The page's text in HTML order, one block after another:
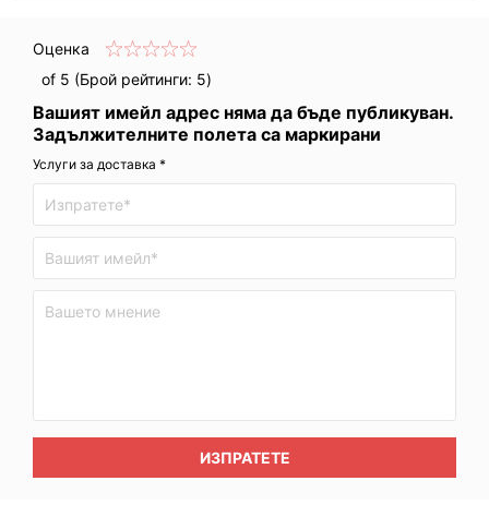
Оценка
of 5 (Брой рейтинги: 5)
Вашият имейл адрес няма да бъде публикуван.
Задължителните полета са маркирани
Услуги за доставка *
ИЗПРАТЕТЕ